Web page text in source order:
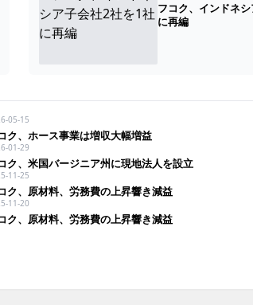
フコク、インドネ
に再編
05-15
ク、ホース事業は増収大幅増益
01-29
ク、米国バージニア州に現地法人を設立
11-25
ク、原材料、労務費の上昇響き減益
11-20
ク、原材料、労務費の上昇響き減益